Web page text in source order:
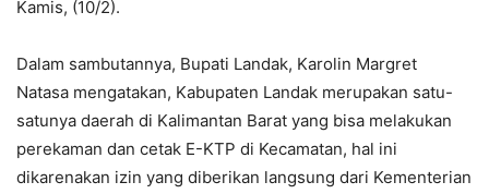
Kamis, (10/2).
Dalam sambutannya, Bupati Landak, Karolin Margret
Natasa mengatakan, Kabupaten Landak merupakan satu-
satunya daerah di Kalimantan Barat yang bisa melakukan
perekaman dan cetak E-KTP di Kecamatan, hal ini
dikarenakan izin yang diberikan langsung dari Kementerian